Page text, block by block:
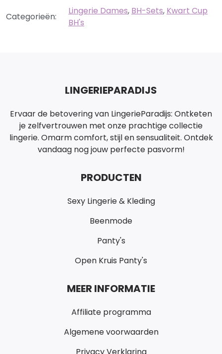
Categorieën:
Lingerie Dames, BH-Sets, Kwart Cup
BH's
LINGERIEPARADIJS
Ervaar de betovering van LingerieParadijs: Ontketen
je zelfvertrouwen met onze prachtige collectie
lingerie. Omarm comfort, stijl en sensualiteit. Ontdek
vandaag nog jouw perfecte pasvorm!
PRODUCTEN
Sexy Lingerie & Kleding
Beenmode
Panty's
Open Kruis Panty's
MEER INFORMATIE
Affiliate programma
Algemene voorwaarden